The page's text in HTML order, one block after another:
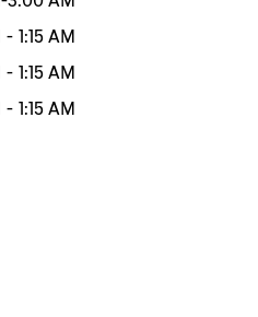
- 1:15 AM
- 1:15 AM
- 1:15 AM